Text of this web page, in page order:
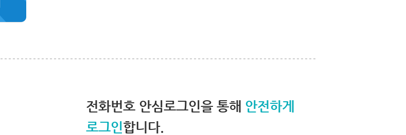
전화번호 안심로그인을 통해 안전하게
로그인합니다.